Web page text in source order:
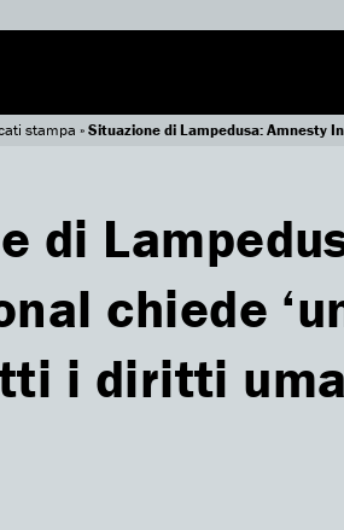
stampa »Situazione di Lampedusa: Amnesty
di
chiede
i diritti